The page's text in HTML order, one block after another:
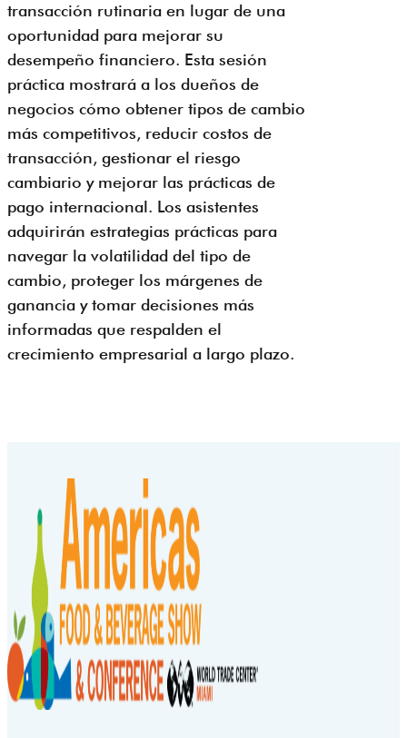
transacción rutinaria en lugar de una
oportunidad para mejorar su
desempeño financiero. Esta sesión
práctica mostrará a los dueños de
negocios cómo obtener tipos de cambio
más competitivos, reducir costos de
transacción, gestionar el riesgo
cambiario y mejorar las prácticas de
pago internacional. Los asistentes
adquirirán estrategias prácticas para
navegar la volatilidad del tipo de
cambio, proteger los márgenes de
ganancia y tomar decisiones más
informadas que respalden el
crecimiento empresarial a largo plazo.